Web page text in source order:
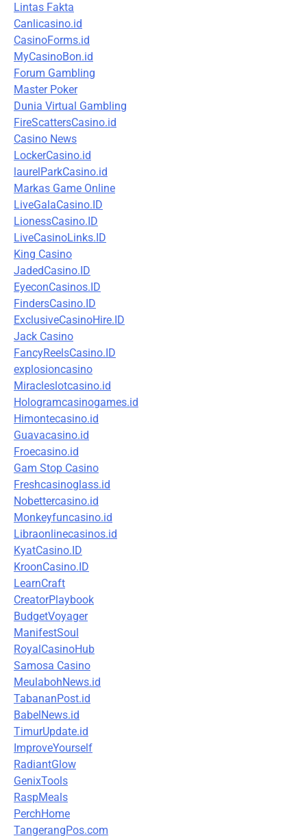
Lintas Fakta
Canlicasino.id
CasinoForms.id
MyCasinoBon.id
Forum Gambling
Master Poker
Dunia Virtual Gambling
FireScattersCasino.id
Casino News
LockerCasino.id
laurelParkCasino.id
Markas Game Online
LiveGalaCasino.ID
LionessCasino.ID
LiveCasinoLinks.ID
King Casino
JadedCasino.ID
EyeconCasinos.ID
FindersCasino.ID
ExclusiveCasinoHire.ID
Jack Casino
FancyReelsCasino.ID
explosioncasino
Miracleslotcasino.id
Hologramcasinogames.id
Himontecasino.id
Guavacasino.id
Froecasino.id
Gam Stop Casino
Freshcasinoglass.id
Nobettercasino.id
Monkeyfuncasino.id
Libraonlinecasinos.id
KyatCasino.ID
KroonCasino.ID
LearnCraft
CreatorPlaybook
BudgetVoyager
ManifestSoul
RoyalCasinoHub
Samosa Casino
MeulabohNews.id
TabananPost.id
BabelNews.id
TimurUpdate.id
ImproveYourself
RadiantGlow
GenixTools
RaspMeals
PerchHome
TangerangPos.com